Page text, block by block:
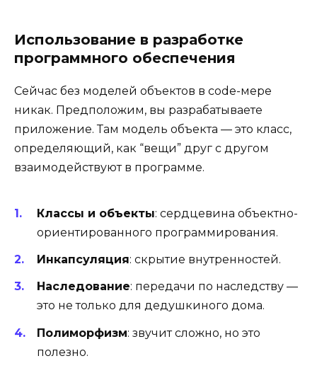
Использование в разработке
программного обеспечения
Сейчас без моделей объектов в code-мере
никак. Предположим, вы разрабатываете
приложение. Там модель объекта — это класс,
определяющий, как “вещи” друг с другом
взаимодействуют в программе.
Классы и объекты: сердцевина объектно-
ориентированного программирования.
Инкапсуляция: скрытие внутренностей.
Наследование: передачи по наследству —
это не только для дедушкиного дома.
Полиморфизм: звучит сложно, но это
полезно.